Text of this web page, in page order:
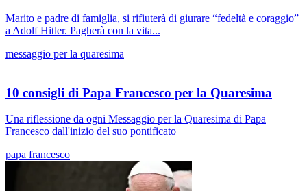
Marito e padre di famiglia, si rifiuterà di giurare “fedeltà e coraggio”
a Adolf Hitler. Pagherà con la vita...
messaggio per la quaresima
10 consigli di Papa Francesco per la Quaresima
Una riflessione da ogni Messaggio per la Quaresima di Papa
Francesco dall'inizio del suo pontificato
papa francesco